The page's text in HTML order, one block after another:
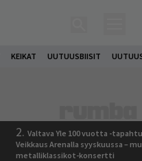
KEIKAT UUTUUSBIISIT
2. Valtava Yle 100 vuotta -
Veikkaus Arenalla syyskuussa –
metalliklassikot-konsertti